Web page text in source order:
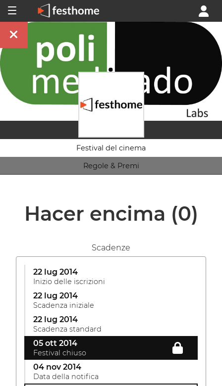
Festival del cinema
Regole & Premi
Hacer encima (0)
Scadenze
22 lug 2014
Inizio delle iscrizioni
22 lug 2014
Scadenza iniziale
22 lug 2014
Scadenza standard
05 ott 2014
Festival chiuso
04 nov 2014
Data della notifica